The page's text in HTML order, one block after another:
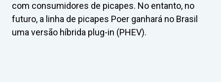
com consumidores de picapes. No entanto, no
futuro, a linha de picapes Poer ganhará no Brasil
uma versão híbrida plug-in (PHEV).